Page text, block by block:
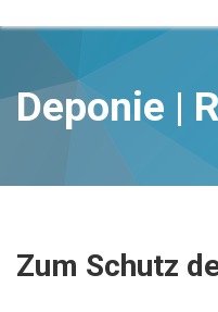
Deponie |
Zum Schutz